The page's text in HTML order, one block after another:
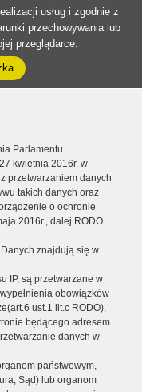
usług i zgodnie z
przechowywania lub
przeglądarce.
Parlamentu
kwietnia 2016r. w
przetwarzaniem danych
takich danych oraz
o ochronie
2016r., dalej RODO
znajdują się w
IP, są przetwarzane w
obowiązków
ust.1 lit.c RODO),
będącego adresem
danych w
państwowym,
Sąd) lub organom